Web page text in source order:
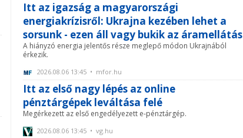
Itt az igazság a magyarországi
energiakrízisről: Ukrajna kezében lehet a
sorsunk - ezen áll vagy bukik az áramellátás
A hiányzó energia jelentős része meglepő módon Ukrajnából
érkezik.
2026.08.06 13:45 • mfor.hu
Itt az első nagy lépés az online
pénztárgépek leváltása felé
Megérkezett az első engedélyezett e-pénztárgép.
2026.08.06 13:45 • vg.hu